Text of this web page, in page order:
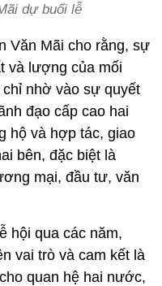
dự buổi lễ
Văn Mãi cho rằng, sự
và lượng của mối
nhờ vào sự quyết
đạo cấp cao hai
hộ và hợp tác, giao
bên, đặc biệt là
mại, đầu tư, văn
hội qua các năm,
vai trò và cam kết là
quan hệ hai nước,